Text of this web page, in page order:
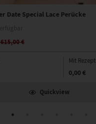
Date Special Lace Perücke
€
Mit Rezept
0,00 €
Quickview